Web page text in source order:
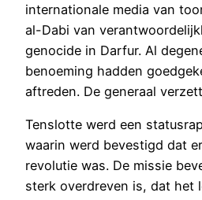
internationale media van
al-Dabi van
genocide in Darfur. Al
benoeming hadden
aftreden. De generaal
Tenslotte werd een
waarin werd bevestigd dat
revolutie was. De missie
sterk overdreven is, dat het